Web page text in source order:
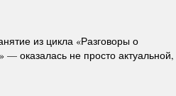
из цикла «Разговоры о
оказалась не просто актуальной,